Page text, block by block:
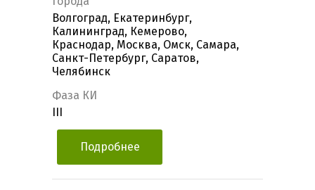
Волгоград, Екатеринбург,
Калининград, Кемерово,
Краснодар, Москва, Омск, Самара,
Санкт-Петербург, Саратов,
Челябинск
Фаза КИ
Подробнее